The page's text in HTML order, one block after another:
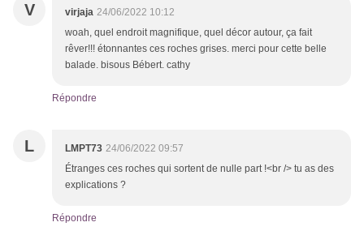
V virjaja 24/06/2022 10:12
woah, quel endroit magnifique, quel décor autour, ça fait
rêver!!! étonnantes ces roches grises. merci pour cette belle
balade. bisous Bébert. cathy
Répondre
L LMPT73 24/06/2022 09:57
Étranges ces roches qui sortent de nulle part !<br /> tu as des
explications ?
Répondre